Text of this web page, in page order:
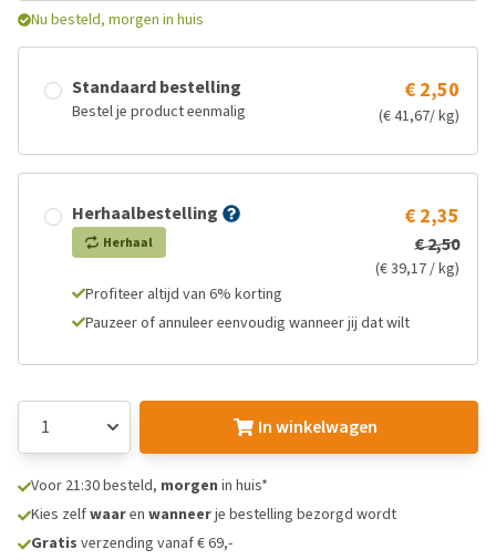
Nu besteld, morgen in huis
Standaard bestelling
Bestel je product eenmalig
€ 2,50
(€ 41,67/ kg)
Herhaalbestelling
Herhaal
€ 2,35
€ 2,50
(€ 39,17 / kg)
Profiteer altijd van 6% korting
Pauzeer of annuleer eenvoudig wanneer jij dat wilt
In winkelwagen
Voor 21:30 besteld, morgen in huis*
Kies zelfwaaren wanneerje bestelling bezorgd wordt
Gratis verzending vanaf € 69,-